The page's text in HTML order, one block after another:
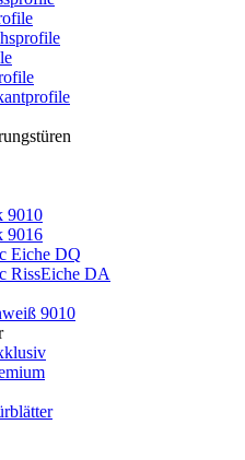
9010
9016
Eiche DQ
RissEiche DA
9010